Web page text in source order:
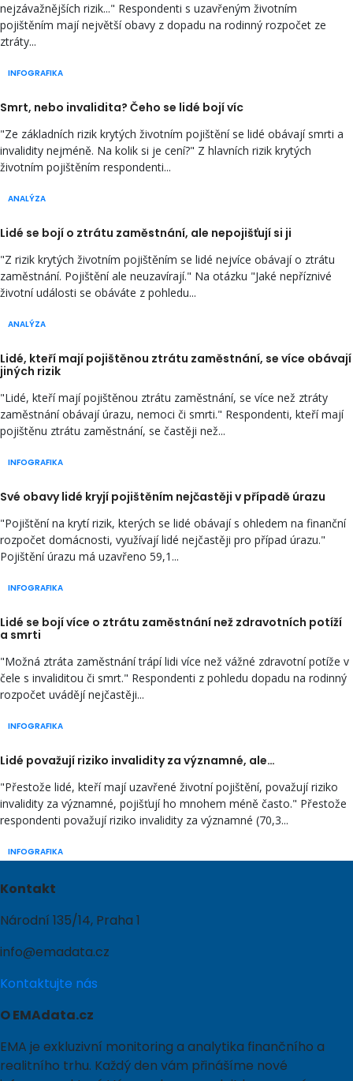
INFOGRAFIKA
nejzávažnějších rizik..." Respondenti s uzavřeným životním
pojištěním mají největší obavy z dopadu na rodinný rozpočet ze
ztráty...
Smrt, nebo invalidita? Čeho se lidé bojí víc
ANALÝZA
"Ze základních rizik krytých životním pojištění se lidé obávají smrti a
invalidity nejméně. Na kolik si je cení?" Z hlavních rizik krytých
životním pojištěním respondenti...
Lidé se bojí o ztrátu zaměstnání, ale nepojišťují si ji
ANALÝZA
"Z rizik krytých životním pojištěním se lidé nejvíce obávají o ztrátu
zaměstnání. Pojištění ale neuzavírají." Na otázku "Jaké nepříznivé
životní události se obáváte z pohledu...
Lidé, kteří mají pojištěnou ztrátu zaměstnání, se více obávají
jiných rizik
INFOGRAFIKA
"Lidé, kteří mají pojištěnou ztrátu zaměstnání, se více než ztráty
zaměstnání obávají úrazu, nemoci či smrti." Respondenti, kteří mají
pojištěnu ztrátu zaměstnání, se častěji než...
Své obavy lidé kryjí pojištěním nejčastěji v případě úrazu
INFOGRAFIKA
"Pojištění na krytí rizik, kterých se lidé obávají s ohledem na finanční
rozpočet domácnosti, využívají lidé nejčastěji pro případ úrazu."
Pojištění úrazu má uzavřeno 59,1...
Lidé se bojí více o ztrátu zaměstnání než zdravotních potíží
a smrti
INFOGRAFIKA
"Možná ztráta zaměstnání trápí lidi více než vážné zdravotní potíže v
čele s invaliditou či smrt." Respondenti z pohledu dopadu na rodinný
rozpočet uvádějí nejčastěji...
Lidé považují riziko invalidity za významné, ale…
INFOGRAFIKA
"Přestože lidé, kteří mají uzavřené životní pojištění, považují riziko
invalidity za významné, pojišťují ho mnohem méně často." Přestože
respondenti považují riziko invalidity za významné (70,3...
Kontakt
Národní 135/14, Praha 1
info@emadata.cz
Kontaktujte nás
O EMAdata.cz
EMA je exkluzivní monitoring a analytika finančního a
realitního trhu. Každý den vám přinášíme nové